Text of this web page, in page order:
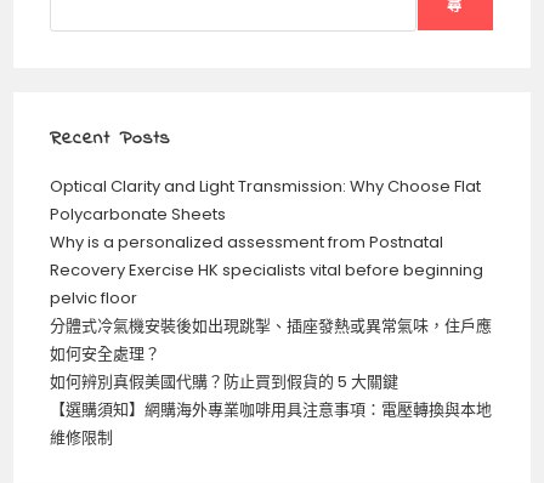
尋
Recent Posts
Optical Clarity and Light Transmission: Why Choose Flat
Polycarbonate Sheets
Why is a personalized assessment from Postnatal
Recovery Exercise HK specialists vital before beginning
pelvic floor
分體式冷氣機安裝後如出現跳掣、插座發熱或異常氣味，住戶應
如何安全處理？
如何辨別真假美國代購？防止買到假貨的 5 大關鍵
【選購須知】網購海外專業咖啡用具注意事項：電壓轉換與本地
維修限制